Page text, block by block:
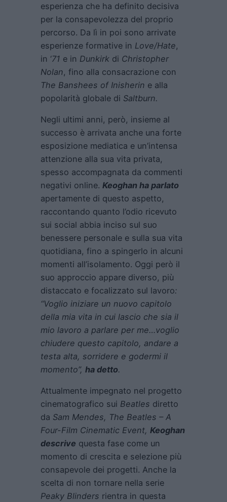
esperienza che ha definito decisiva
per la consapevolezza del proprio
percorso. Da lì in poi sono arrivate
esperienze formative in Love/Hate,
in ‘71 e in Dunkirk di Christopher
Nolan, fino alla consacrazione con
The Banshees of Inisherin e alla
popolarità globale di Saltburn.
Negli ultimi anni, però, insieme al
successo è arrivata anche una forte
esposizione mediatica e un’intensa
attenzione alla sua vita privata,
spesso accompagnata da commenti
negativi online. Keoghan ha parlato
apertamente di questo aspetto,
raccontando quanto l’odio ricevuto
sui social abbia inciso sul suo
benessere personale e sulla sua vita
quotidiana, fino a spingerlo in alcuni
momenti all’isolamento. Oggi però il
suo approccio appare diverso, più
distaccato e focalizzato sul lavoro:
“Voglio iniziare un nuovo capitolo
della mia vita in cui lascio che sia il
mio lavoro a parlare per me…voglio
chiudere questo capitolo, andare a
testa alta, sorridere e godermi il
momento”, ha detto.
Attualmente impegnato nel progetto
cinematografico sui Beatles diretto
da Sam Mendes, The Beatles – A
Four-Film Cinematic Event, Keoghan
descrive questa fase come un
momento di crescita e selezione più
consapevole dei progetti. Anche la
scelta di non tornare nella serie
Peaky Blinders rientra in questa